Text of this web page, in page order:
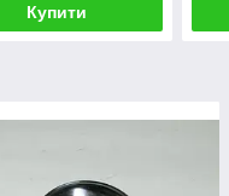
Купити